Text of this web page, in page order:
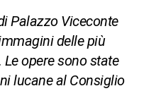
Palazzo Viceconte
delle più
opere sono state
lucane al Consiglio